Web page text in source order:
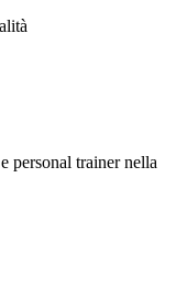
personal trainer nella